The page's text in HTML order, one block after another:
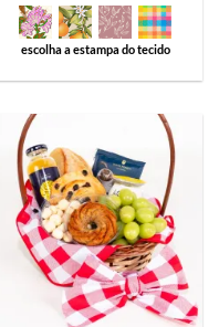
escolha a estampa do tecido